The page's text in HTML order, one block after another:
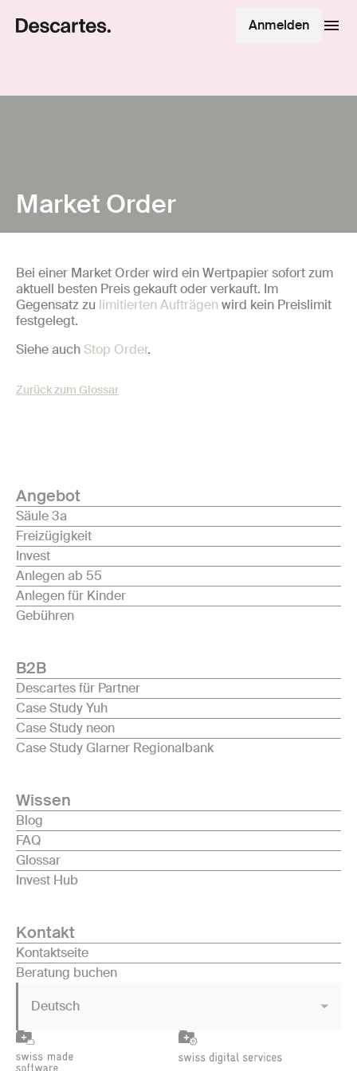
Anmelden
Market Order
Bei einer Market Order wird ein Wertpapier sofort zum
aktuell besten Preis gekauft oder verkauft. Im
Gegensatz zu limitierten Aufträgenwird kein Preislimit
festgelegt.
Siehe auch Stop Order.
Zurück zum Glossar
Angebot
Säule 3a
Freizügigkeit
Invest
Anlegen ab 55
Anlegen für Kinder
Gebühren
B2B
Descartes für Partner
Case Study Yuh
Case Study neon
Case Study Glarner Regionalbank
Wissen
Blog
FAQ
Glossar
Invest Hub
Kontakt
Kontaktseite
Beratung buchen
Deutsch